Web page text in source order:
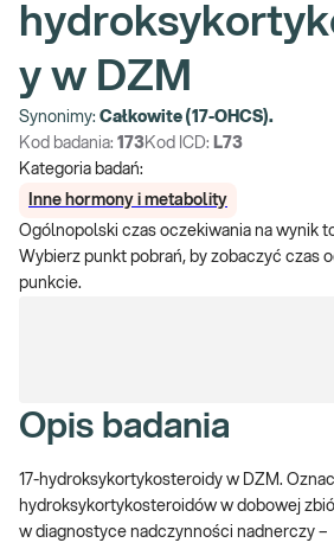
y w DZM
Synonimy: Całkowite (17-OHCS).
Kod badania: 173Kod ICD: L73
Kategoria badań:
Inne hormony i metabolity
Ogólnopolski czas oczekiwania na wynik
Wybierz punkt pobrań, by zobaczyć czas
punkcie.
Opis badania
17-hydroksykortykosteroidy w DZM.
hydroksykortykosteroidów w dobowej
w diagnostyce nadczynności nadnerczy